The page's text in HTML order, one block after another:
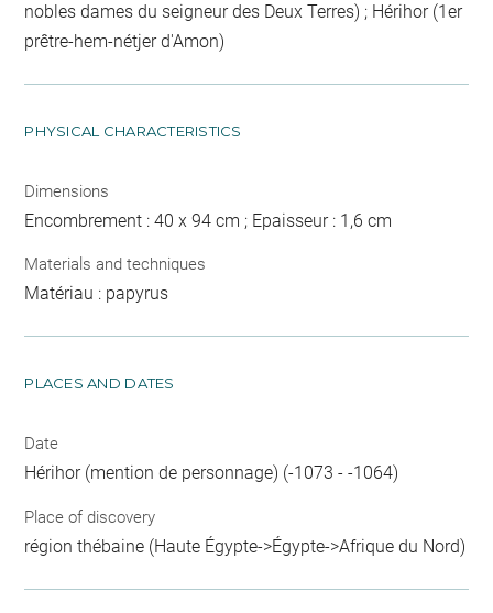
nobles dames du seigneur des Deux Terres) ; Hérihor (1er
prêtre-hem-nétjer d'Amon)
PHYSICAL CHARACTERISTICS
Dimensions
Encombrement : 40 x 94 cm ; Epaisseur : 1,6 cm
Materials and techniques
Matériau : papyrus
PLACES AND DATES
Date
Hérihor (mention de personnage) (-1073 - -1064)
Place of discovery
région thébaine (Haute Égypte->Égypte->Afrique du Nord)